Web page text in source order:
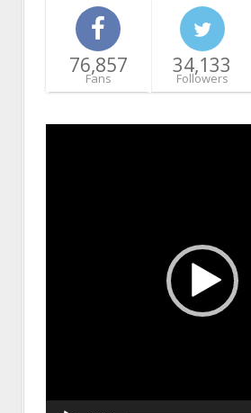
76,857
Fans
34,133
Followers